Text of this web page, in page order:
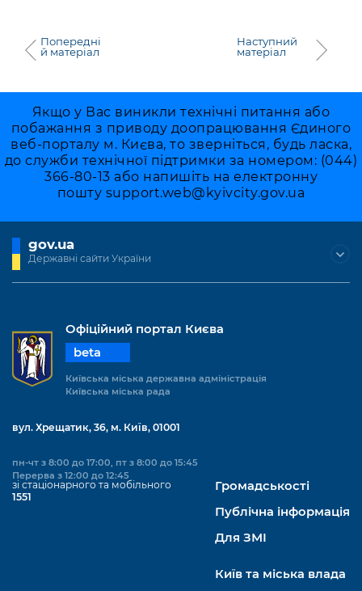
Попередні
й матеріал
Наступний
матеріал
Якщо у Вас виникли технічні питання або
побажання з приводу доопрацювання Єдиного
веб-порталу м. Києва, то зверніться, будь ласка,
до служби технічної підтримки за номером: (044)
366-80-13 або напишіть на електронну
пошту support.web@kyivcity.gov.ua
gov.ua
Державні сайти України
Офіційний портал Києва
beta
Київська міська державна адміністрація
Київська міська рада
вул. Хрещатик, 36, м. Київ, 01001
пн-чт з 8:00 до 17:00, пт з 8:00 до 15:45
Перерва з 12:00 до 12:45
зі стаціонарного та мобільного
1551
Громадськості
Публічна інформація
Для ЗМІ
Київ та міська влада